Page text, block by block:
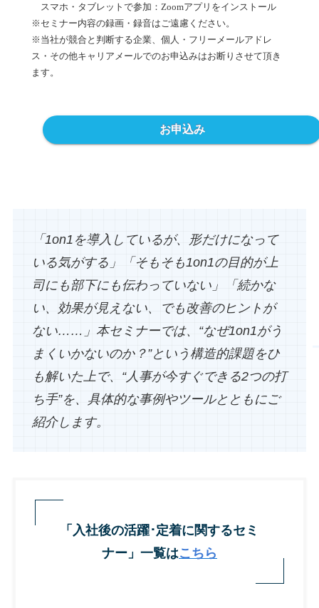
スマホ・タブレットで参加：Zoomアプリをインストール
※セミナー内容の録画・録音はご遠慮ください。
※ 当社が競合と判断する企業、個人・フリーメールアドレ
ス・ その他キャリアメールでのお申込みはお断りさせて頂き
ます。
お申込み
「1on1を導入しているが、形だけになって
いる気がする」「そもそも1on1の目的が上
司にも部下にも伝わっていない」「続かな
い、効果が見えない、でも改善のヒントが
ない……」本セミナーでは、“なぜ1on1がう
まくいかないのか？”という構造的課題をひ
も解いた上で、“人事が今すぐできる2つの打
ち手”を、具体的な事例やツールとともにご
紹介します。
「入社後の活躍･定着に関するセミ
ナー」一覧はこちら